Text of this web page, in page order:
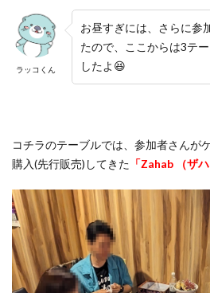
ラッコくん
お昼すぎには、さらに参
たので、ここからは3テ
したよ😆
コチラのテーブルでは、参加者さんが
購入(先行販売)してきた 「Zahab （ザハ